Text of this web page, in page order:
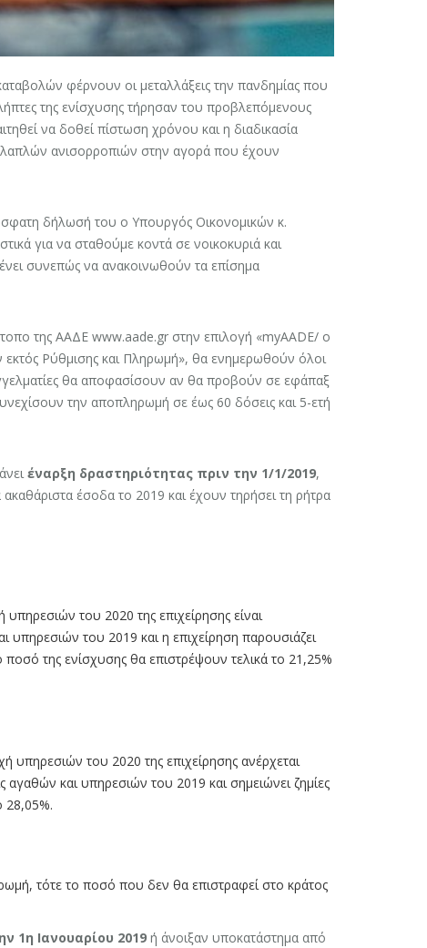
φέρνουν οι μεταλλάξεις την πανδημίας που
της ενίσχυσης τήρησαν του προβλεπόμενους
να δοθεί πίστωση χρόνου και η διαδικασία
ανισορροπιών στην αγορά που έχουν
δήλωσή του ο Υπουργός Οικονομικών κ.
για να σταθούμε κοντά σε νοικοκυριά και
συνεπώς να ανακοινωθούν τα επίσημα
της ΑΑΔΕ www.aade.gr στην επιλογή «myAADE/ ο
Ρύθμισης και Πληρωμή», θα ενημερωθούν όλοι
θα αποφασίσουν αν θα προβούν σε εφάπαξ
την αποπληρωμή σε έως 60 δόσεις και 5-ετή
έναρξη δραστηριότητας πριν την 1/1/2019,
έσοδα το 2019 και έχουν τηρήσει τη ρήτρα
του 2020 της επιχείρησης είναι
του 2019 και η επιχείρηση παρουσιάζει
της ενίσχυσης θα επιστρέψουν τελικά το 21,25%
του 2020 της επιχείρησης ανέρχεται
και υπηρεσιών του 2019 και σημειώνει ζημίες
28,05%.
τότε το ποσό που δεν θα επιστραφεί στο κράτος
1η Ιανουαρίου 2019 ή άνοιξαν υποκατάστημα από